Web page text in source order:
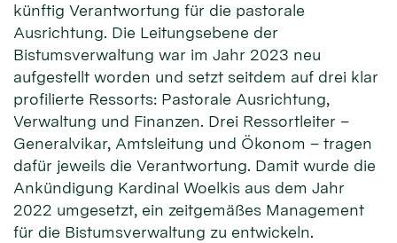
künftig Verantwortung für die pastorale
Ausrichtung. Die Leitungsebene der
Bistumsverwaltung war im Jahr 2023 neu
aufgestellt worden und setzt seitdem auf drei klar
profilierte Ressorts: Pastorale Ausrichtung,
Verwaltung und Finanzen. Drei Ressortleiter –
Generalvikar, Amtsleitung und Ökonom – tragen
dafür jeweils die Verantwortung. Damit wurde die
Ankündigung Kardinal Woelkis aus dem Jahr
2022 umgesetzt, ein zeitgemäßes Management
für die Bistumsverwaltung zu entwickeln.